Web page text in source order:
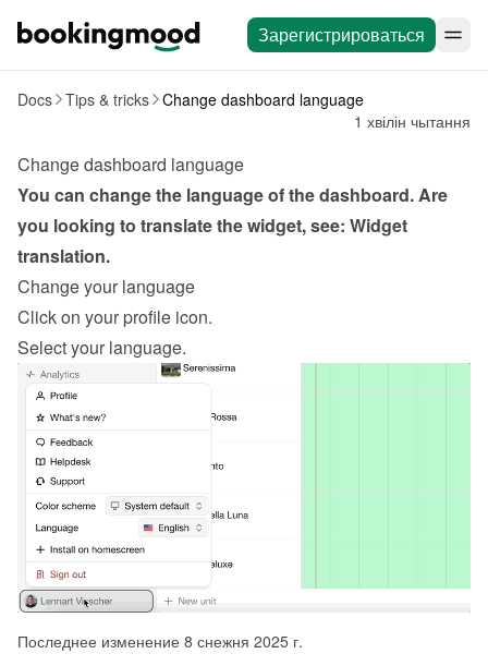
Зарегистрироваться
Docs Tips & tricks Change dashboard language
1 хвілін чытання
Change dashboard language
You can change the language of the dashboard. Are
you looking to translate the widget, see: Widget
translation.
Change your language
Click on your profile icon.
Select your language.
Последнее изменение 8 снежня 2025 г.